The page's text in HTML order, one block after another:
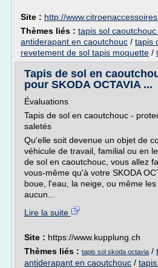
Site : http://
Thèmes liés : tapis sol
antiderapant en caoutchouc / tapis
revetement de sol tapis moquette /
Tapis de sol en
pour SKODA OCTAVIA ...
Évaluations
Tapis de sol en caoutchouc -
saletés
Qu'elle soit devenue un objet de
véhicule de travail, familial ou en
de sol en caoutchouc, vous allez
vous-même qu'à votre SKODA
boue, l'eau, la neige, ou même
aucun...
Lire la suite
Site : https://www.kupplung.ch
Thèmes liés : tapis sol skoda octavia /
antiderapant en caoutchouc /